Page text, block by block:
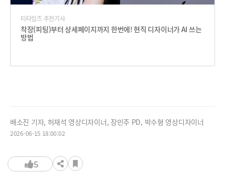
티타임즈 추천기사
착장(피팅)부터 상세페이지까지 한번에! 현직 디자이너가 AI 쓰는
방법
배소진 기자, 허재석 영상디자이너, 장민주 PD, 박수형 영상디자이너
2026-06-15 18:00:02
5